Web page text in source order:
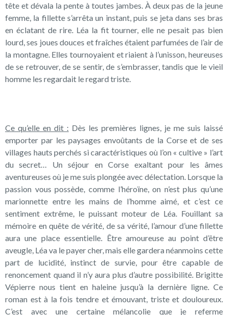
tête et dévala la pente à toutes jambes. À deux pas de la jeune
femme, la fillette s’arrêta un instant, puis se jeta dans ses bras
en éclatant de rire. Léa la fit tourner, elle ne pesait pas bien
lourd, ses joues douces et fraîches étaient parfumées de l’air de
la montagne. Elles tournoyaient et riaient à l’unisson, heureuses
de se retrouver, de se sentir, de s’embrasser, tandis que le vieil
homme les regardait le regard triste.
Ce qu’elle en dit : Dès les premières lignes, je me suis laissé
emporter par les paysages envoûtants de la Corse et de ses
villages hauts perchés si caractéristiques où l’on « cultive » l’art
du secret… Un séjour en Corse exaltant pour les âmes
aventureuses où je me suis plongée avec délectation. Lorsque la
passion vous possède, comme l’héroïne, on n’est plus qu’une
marionnette entre les mains de l’homme aimé, et c’est ce
sentiment extrême, le puissant moteur de Léa. Fouillant sa
mémoire en quête de vérité, de sa vérité, l’amour d’une fillette
aura une place essentielle. Être amoureuse au point d’être
aveugle, Léa va le payer cher, mais elle gardera néanmoins cette
part de lucidité, instinct de survie, pour être capable de
renoncement quand il n’y aura plus d’autre possibilité. Brigitte
Vépierre nous tient en haleine jusqu’à la dernière ligne. Ce
roman est à la fois tendre et émouvant, triste et douloureux.
C’est avec une certaine mélancolie que je referme